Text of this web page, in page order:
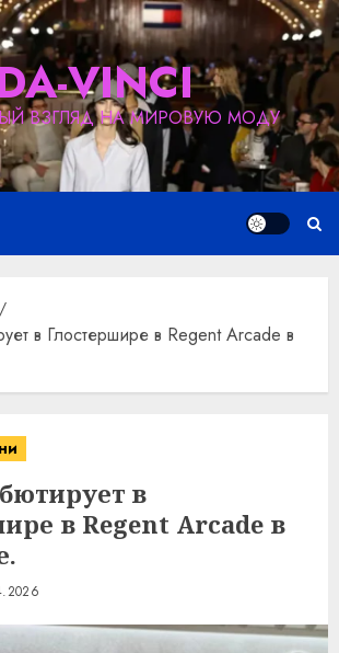
VINCI
ВЗГЛЯД НА МИРОВУЮ МОДУ
в Глостершире в Regent Arcade в
в
в Regent Arcade в